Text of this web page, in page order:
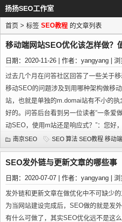
扬扬SEO工作室
首页 > 标签 SEO教程 的文章列表
移动端网站SEO优化该怎样做？
日期：2020-11-26 | 作者：yangyang |
过去几个月在问答社区回答了一些关于
移动SEO的问题涉及到用哪种架构做移
站，也就是单独的m.domai站有不小的
好的。问答后台看到另一位读者“一条爱
动SEO，使用m站还是响应式？”：您好
南京SEO SEO 算法 SEO教程 移动端
SEO发外链与更新文章的哪些事
日期：2020-07-07 | 作者：yangyang |
发外链和更新文章在做优化中不可缺少
为当网站建设完成后，SEO做的就是发
有什么可做了，其实SEO优化远不是这